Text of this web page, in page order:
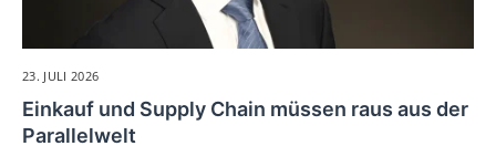
23. JULI 2026
Einkauf und Supply Chain müssen raus aus der
Parallelwelt